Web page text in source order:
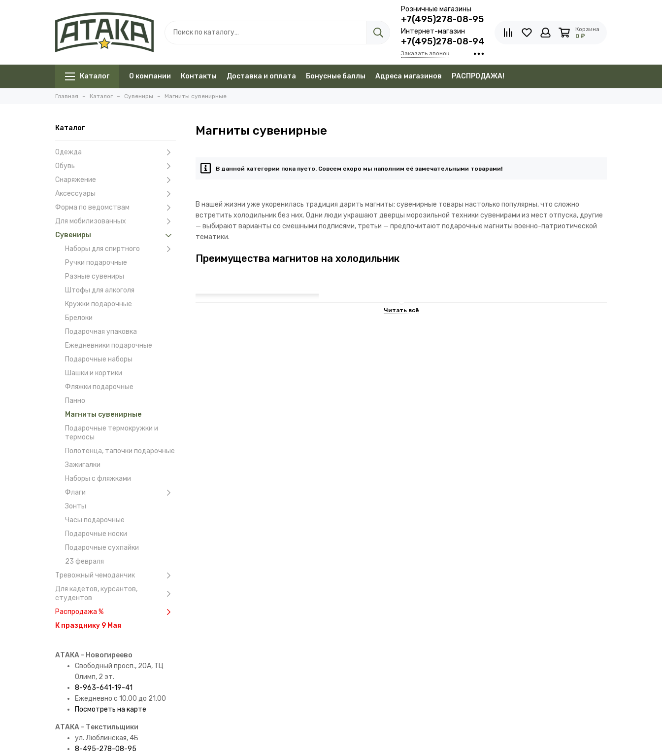
Розничные магазины
+7(495)278-08-95
Интернет-магазин
+7(495)278-08-94
Заказать звонок
Корзина
0 ₽
Каталог О компании Контакты Доставка и оплата Бонусные баллы Адреса магазинов РАСПРОДАЖА!
Главная Каталог Сувениры Магниты сувенирные
Каталог
Одежда
Обувь
Снаряжение
Аксессуары
Форма по ведомствам
Для мобилизованных
Сувениры
Наборы для спиртного
Ручки подарочные
Разные сувениры
Штофы для алкоголя
Кружки подарочные
Брелоки
Подарочная упаковка
Ежедневники подарочные
Подарочные наборы
Шашки и кортики
Фляжки подарочные
Панно
Магниты сувенирные
Подарочные термокружки и
термосы
Полотенца, тапочки подарочные
Зажигалки
Наборы с фляжками
Флаги
Зонты
Часы подарочные
Подарочные носки
Подарочные сухпайки
23 февраля
Тревожный чемоданчик
Для кадетов, курсантов,
студентов
Распродажа %
К празднику 9 Мая
АТАКА - Новогиреево
Свободный просп., 20А, ТЦ
Олимп, 2 эт.
8-963-641-19-41
Ежедневно с 10.00 до 21.00
Посмотреть на карте
АТАКА - Текстильщики
ул. Люблинская, 4Б
8-495-278-08-95
Магниты сувенирные
В данной категории пока пусто. Совсем скоро мы наполним её замечательными товарами!
В нашей жизни уже укоренилась традиция дарить магниты: сувенирные товары настолько популярны, что сложно
встретить холодильник без них. Одни люди украшают дверцы морозильной техники сувенирами из мест отпуска, другие
— выбирают варианты со смешными подписями, третьи — предпочитают подарочные магниты военно-патриотической
тематики.
Преимущества магнитов на холодильник